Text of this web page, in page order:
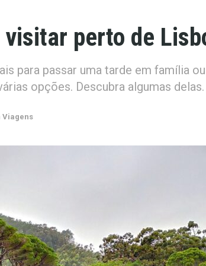
perto de
para passar uma tarde em família
opções. Descubra algumas delas.
Viagens